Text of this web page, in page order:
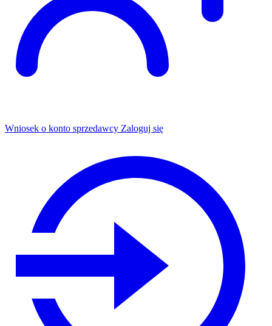
Wniosek o konto sprzedawcy Zaloguj się